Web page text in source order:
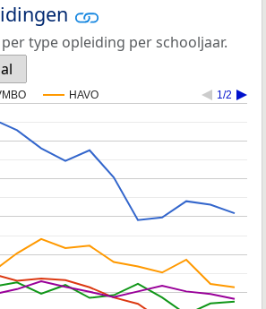
type opleiding per schooljaar.
HAVO 1/2